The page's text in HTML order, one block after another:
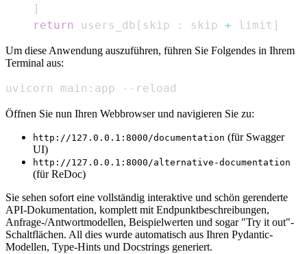
]
return
users_db [ skip : skip + limit ]
Um diese Anwendung auszuführen, führen Sie Folgendes in Ihrem
Terminal aus:
uvicorn main:app --reload
Öffnen Sie nun Ihren Webbrowser und navigieren Sie zu:
http://127.0.0.1:8000/documentation (für Swagger
UI)
http://127.0.0.1:8000/alternative-documentation
(für ReDoc)
Sie sehen sofort eine vollständig interaktive und schön gerenderte
API-Dokumentation, komplett mit Endpunktbeschreibungen,
Anfrage-/Antwortmodellen, Beispielwerten und sogar "Try it out"-
Schaltflächen. All dies wurde automatisch aus Ihren Pydantic-
Modellen, Type-Hints und Docstrings generiert.